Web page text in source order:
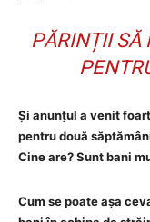
PĂRINȚII SĂ
Și anunțul a venit
pentru două
Cine are? Sunt bani
Cum se poate așa